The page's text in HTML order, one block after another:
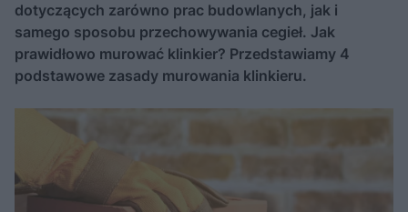
dotyczących zarówno prac budowlanych, jak i
samego sposobu przechowywania cegieł. Jak
prawidłowo murować klinkier? Przedstawiamy 4
podstawowe zasady murowania klinkieru.